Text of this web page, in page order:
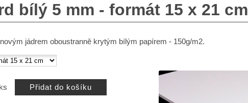
bílý 5 mm - formát 15 x 21 cm
jádrem oboustranně krytým bílým papírem - 150g/m2.
ks